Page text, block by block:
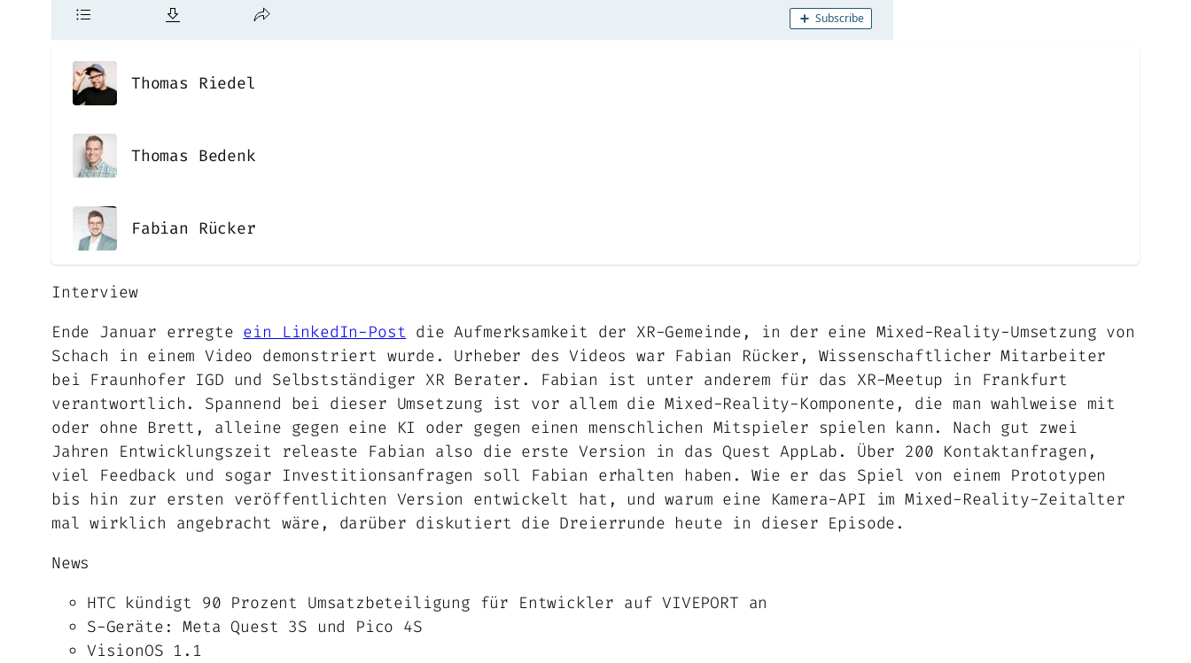
Thomas Riedel
Thomas Bedenk
Fabian Rücker
Interview
Ende Januar erregte ein LinkedIn-Post die Aufmerksamkeit der XR-Gemeinde, in der eine Mixed-Reality-Umsetzung von
Schach in einem Video demonstriert wurde. Urheber des Videos war Fabian Rücker, Wissenschaftlicher Mitarbeiter
bei Fraunhofer IGD und Selbstständiger XR Berater. Fabian ist unter anderem für das XR-Meetup in Frankfurt
verantwortlich. Spannend bei dieser Umsetzung ist vor allem die Mixed-Reality-Komponente, die man wahlweise mit
oder ohne Brett, alleine gegen eine KI oder gegen einen menschlichen Mitspieler spielen kann. Nach gut zwei
Jahren Entwicklungszeit releaste Fabian also die erste Version in das Quest AppLab. Über 200 Kontaktanfragen,
viel Feedback und sogar Investitionsanfragen soll Fabian erhalten haben. Wie er das Spiel von einem Prototypen
bis hin zur ersten veröffentlichten Version entwickelt hat, und warum eine Kamera-API im Mixed-Reality-Zeitalter
mal wirklich angebracht wäre, darüber diskutiert die Dreierrunde heute in dieser Episode.
News
HTC kündigt 90 Prozent Umsatzbeteiligung für Entwickler auf VIVEPORT an
S-Geräte: Meta Quest 3S und Pico 4S
VisionOS 1.1